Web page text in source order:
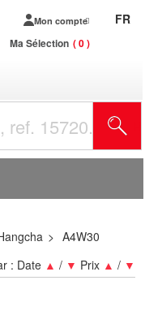
Mon compte
Ma Sélection 0
FR
A4W30
: Date ▲ / ▼ Prix ▲ / ▼